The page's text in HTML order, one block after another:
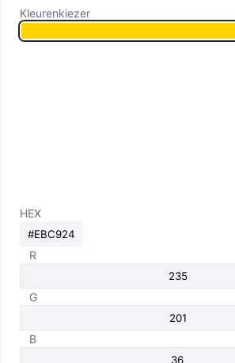
Kleurenkiezer
HEX
R
G
B